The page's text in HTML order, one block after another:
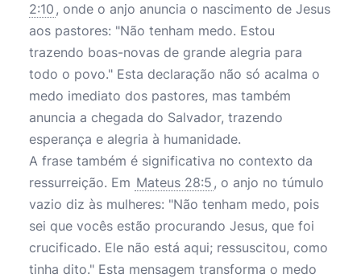
2:10 , onde o anjo anuncia o nascimento de Jesus
aos pastores: "Não tenham medo. Estou
trazendo boas-novas de grande alegria para
todo o povo." Esta declaração não só acalma o
medo imediato dos pastores, mas também
anuncia a chegada do Salvador, trazendo
esperança e alegria à humanidade.
A frase também é significativa no contexto da
ressurreição. Em Mateus 28:5 , o anjo no túmulo
vazio diz às mulheres: "Não tenham medo, pois
sei que vocês estão procurando Jesus, que foi
crucificado. Ele não está aqui; ressuscitou, como
tinha dito." Esta mensagem transforma o medo